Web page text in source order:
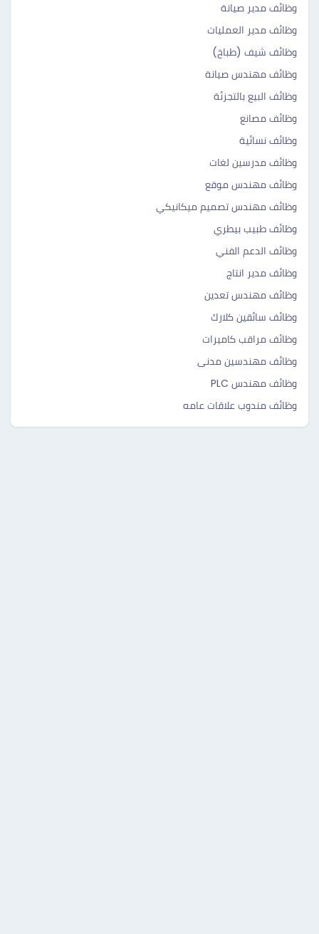
وظائف مدير صيانة
وظائف مدير العمليات
وظائف شيف (طباخ)
وظائف مهندس صيانة
وظائف البيع بالتجزئة
وظائف مصانع
وظائف نسائية
وظائف مدرسين لغات
وظائف مهندس موقع
وظائف مهندس تصميم ميكانيكي
وظائف طبيب بيطري
وظائف الدعم الفني
وظائف مدير انتاج
وظائف مهندس تعدين
وظائف سائقين كلارك
وظائف مراقب كاميرات
وظائف مهندسين مدنى
وظائف مهندس PLC
وظائف مندوب علاقات عامه